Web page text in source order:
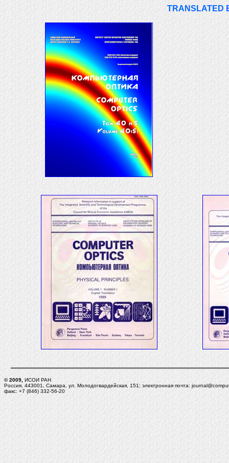
TRANSLATED
© 2009, ИСОИ РАН
Россия, 443001, Самара, ул. Молодогвардейская, 151; электронная почта:
факс: +7 (846) 332-56-20